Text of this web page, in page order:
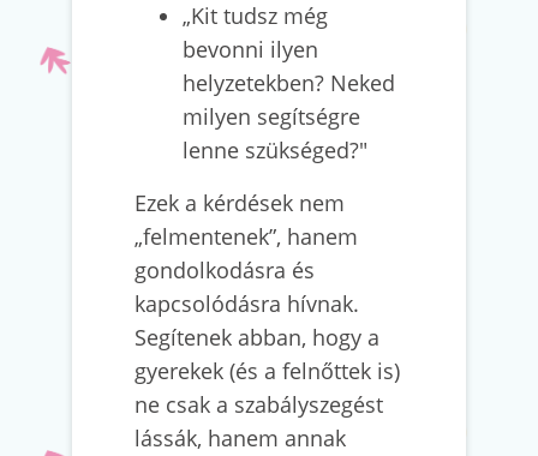
„Kit tudsz még
bevonni ilyen
helyzetekben? Neked
milyen segítségre
lenne szükséged?"
Ezek a kérdések nem
„felmentenek”, hanem
gondolkodásra és
kapcsolódásra hívnak.
Segítenek abban, hogy a
gyerekek (és a felnőttek is)
ne csak a szabályszegést
lássák, hanem annak